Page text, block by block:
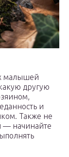
малышей
другую
и
Также не
— начинайте